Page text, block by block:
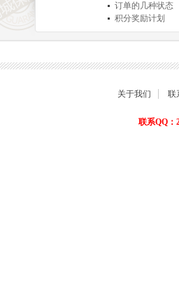
订单的几种状态
积分奖励计划
商品退货保障
关于我们 联
联系QQ：